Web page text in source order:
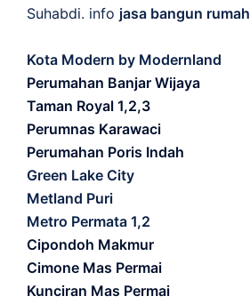
Suhabdi. info jasa bangun rumah
Kota Modern by Modernland
Perumahan Banjar Wijaya
Taman Royal 1,2,3
Perumnas Karawaci
Perumahan Poris Indah
Green Lake City
Metland Puri
Metro Permata 1,2
Cipondoh Makmur
Cimone Mas Permai
Kunciran Mas Permai